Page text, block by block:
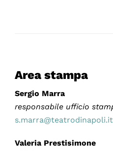
Area stampa
Sergio Marra
responsabile ufficio
s.marra@teatrodinapoli.it
Valeria Prestisimone